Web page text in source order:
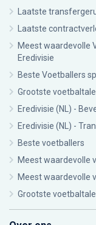
Laatste
Laatste
Meest waardevolle
Eredivisie
Beste Voetballers
Grootste
Eredivisie (NL) -
Eredivisie (NL) -
Beste voetballers
Meest waardevolle
Meest waardevolle
Grootste